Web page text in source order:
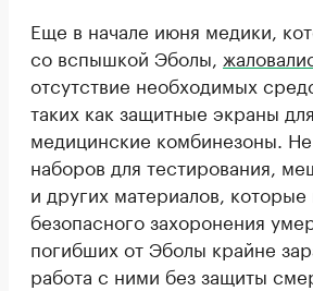
Еще в начале июня медики,
со вспышкой Эболы,
отсутствие необходимых
таких как защитные экраны
медицинские комбинезоны. Не
наборов для тестирования,
и других материалов,
безопасного захоронения
погибших от Эболы крайне
работа с ними без защиты